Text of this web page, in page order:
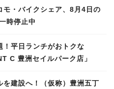
モ・バイクシェア、8月4日の
時停止中
！平日ランチがおトクな
C 豊洲セイルパーク店」
を建設へ！（仮称）豊洲五丁